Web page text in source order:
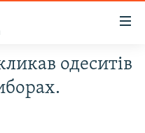
одеситів